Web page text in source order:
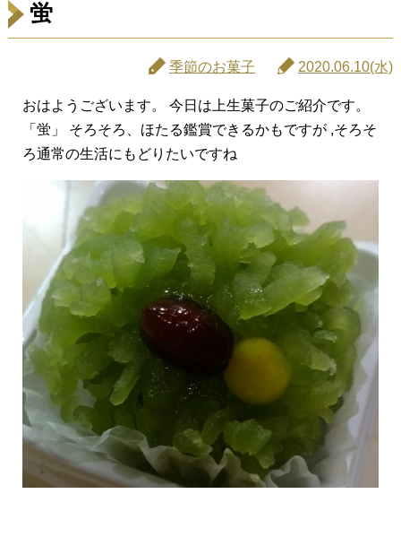
蛍
季節のお菓子 2020.06.10(水)
おはようございます。 今日は上生菓子のご紹介です。
「蛍」 そろそろ、ほたる鑑賞できるかもですが ,そろそ
ろ通常の生活にもどりたいですね